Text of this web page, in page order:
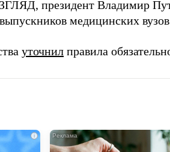
президент Владимир
медицинских
уточнил правила
i